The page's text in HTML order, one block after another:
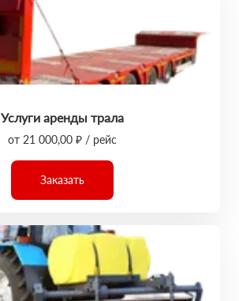
Услуги аренды трала
от 21 000,00 ₽ / рейс
Заказать